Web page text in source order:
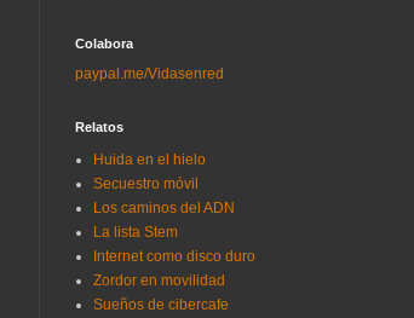
Colabora
paypal.me/Vidasenred
Relatos
Huida en el hielo
Secuestro móvil
Los caminos del ADN
La lista Stem
Internet como disco duro
Zordor en movilidad
Sueños de cibercafe